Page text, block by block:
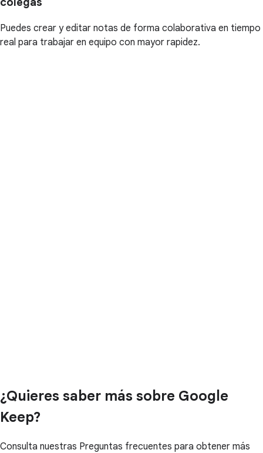
Puedes crear y editar notas de forma colaborativa en tiempo
real para trabajar en equipo con mayor rapidez.
¿Quieres saber más sobre Google
Keep?
Consulta nuestras Preguntas frecuentes para obtener más